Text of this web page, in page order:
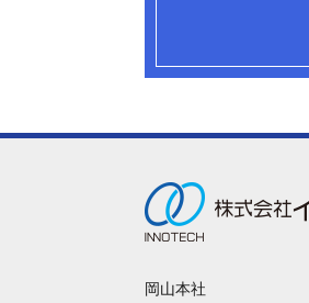
岡山本社